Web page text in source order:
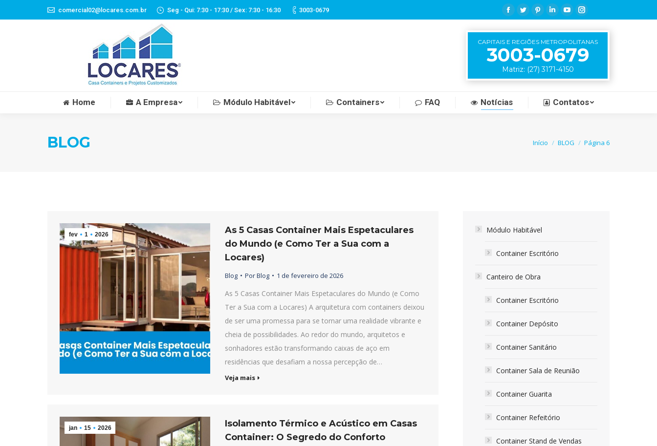
comercial02@locares.com.br Seg - Qui: 7:30 - 17:30 / Sex: 7:30 - 16:30 3003-0679
Facebook
TwitterPinterestLinkedinYouTubeInstagram
CAPITAIS E REGIÕES METROPOLITANAS
3003-0679
Matriz: (27) 3171-4150
Home A Empresa Módulo Habitável Containers FAQ Notícias Contatos
BLOG Início BLOG Página 6
fev 1 2026
As 5 Casas Container Mais Espetaculares
do Mundo (e Como Ter a Sua com a
Locares)
Blog PorBlog 1 de fevereiro de 2026
As 5 Casas Container Mais Espetaculares do Mundo (e Como
Ter a Sua com a Locares) A arquitetura com containers deixou
de ser uma promessa para se tornar uma realidade vibrante e
cheia de possibilidades. Ao redor do mundo, arquitetos e
sonhadores estão transformando caixas de aço em
residências que desafiam a nossa percepção de…
Veja mais
jan 15 2026
Isolamento Térmico e Acústico em Casas
Container: O Segredo do Conforto
Módulo Habitável
Container Escritório
Canteiro de Obra
Container Escritório
Container Depósito
Container Sanitário
Container Sala de Reunião
Container Guarita
Container Refeitório
Container Stand de Vendas